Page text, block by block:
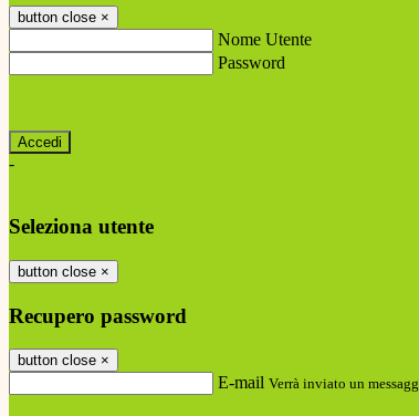
button close ×
Nome Utente
Password
-
Seleziona utente
button close ×
Recupero password
button close ×
E-mail Verrà inviato un